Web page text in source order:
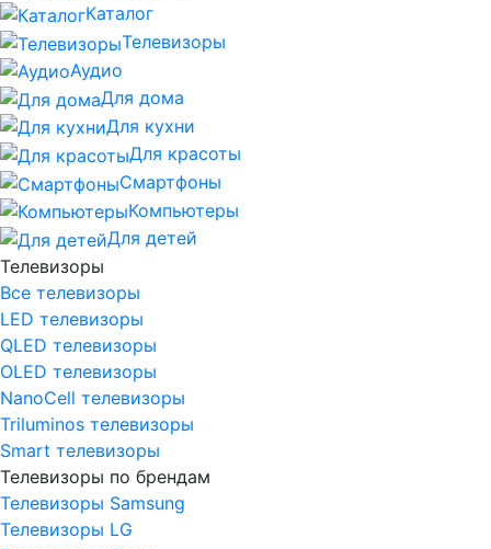
Каталог
Телевизоры
Аудио
Для дома
Для кухни
Для красоты
Смартфоны
Компьютеры
Для детей
Телевизоры
Все телевизоры
LED телевизоры
QLED телевизоры
OLED телевизоры
NanoCell телевизоры
Triluminos телевизоры
Smart телевизоры
Телевизоры по брендам
Телевизоры Samsung
Телевизоры LG